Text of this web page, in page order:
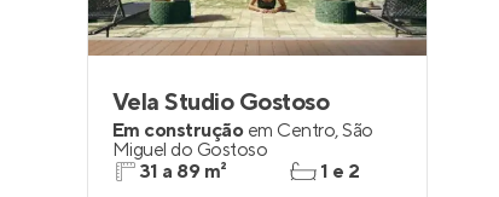
Vela Studio Gostoso
Em construção em Centro,São
Miguel do Gostoso
31 a 89 m²
1 e 2